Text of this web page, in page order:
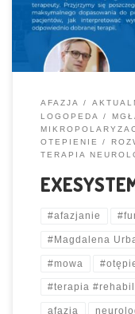
zaburzenia
AFAZJA
LOGOPEDA
OTEPIENIE
TERAPIA
#afazjanie
#Magdalena
#mowa
#terapia
afazja